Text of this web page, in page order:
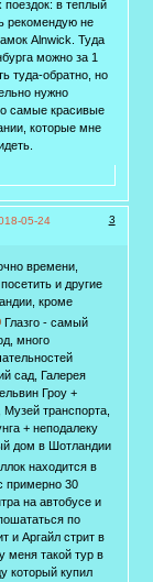
в теплый
рекомендую не
Alnwick. Туда
можно за 1
туда-обратно, но
нужно
самые красивые
которые мне
3
05-24
времени,
и другие
кроме
Глазго - самый
много
сад, Галерея
Гроу +
Музей транспорта,
+ неподалеку
дом в Шотландии
находится в
примерно 30
на автобусе и
по
и Аргайл стрит в
меня такой тур в
который купил